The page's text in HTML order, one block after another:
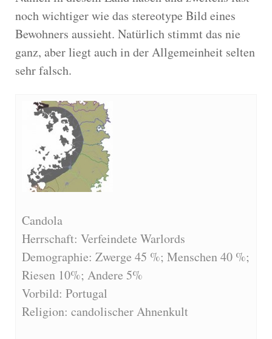
noch wichtiger wie das stereotype Bild eines
Bewohners aussieht. Natürlich stimmt das nie
ganz, aber liegt auch in der Allgemeinheit selten
sehr falsch.
Candola
Herrschaft: Verfeindete Warlords
Demographie: Zwerge 45 %; Menschen 40 %;
Riesen 10%; Andere 5%
Vorbild: Portugal
Religion: candolischer Ahnenkult